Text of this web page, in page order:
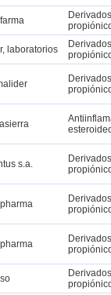
laboratorios
s.a.